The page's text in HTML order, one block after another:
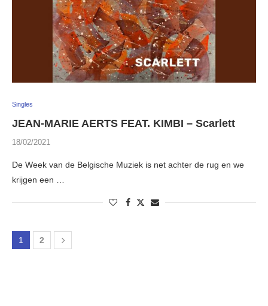
Singles
JEAN-MARIE AERTS FEAT. KIMBI – Scarlett
18/02/2021
De Week van de Belgische Muziek is net achter de rug en we
krijgen een …
1 2